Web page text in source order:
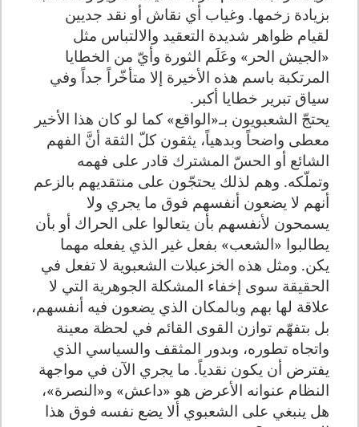
بزيادة زخمها. وغياب أي نقاش أو نقد جديين
لقيام ظواهر شديدة التعقيد والالتباس مثل
«الجيش الحر» وعَلَم الثورة وأيّ من الخطايا
المرتكبة باسم هذه الأخيرة إلا متأخّراً جداً وفي
سياق تبرير خطايا أكبر.
يحتجّ الشعبويون بـ«الواقع» كما لو كان هذا الأخير
معطى واضحاً وبدهياً، يثقون كلّ الثقة أنَّ الفهم
الشائع أو الحسّ المشترك قادر على فهمه
وتملّكه. وهم لذلك يحتجّون على منتقديهم بالزعم
أنهم لا يضعون أنفسهم فوق ما يجري ولا
يسمحون لأنفسهم بأن يتعالوا على الحراك أو بأن
يطالبوا «الشعب» بفعل غير الذي يفعله مهما
يكن. ومثل هذه الخزعبلات الشعبوية لا تفعل في
الحقيقة سوى إخفاء المشكلة الجوهرية التي لا
علاقة لها بهم وبالمكان الذي يضعون فيه أنفسهم،
بل بتفهّم توازن القوى القائم في لحظة معينة
واتجاه تطوره، وبدور المثقف والسياسي الذي
يفترض أن يكون نقدياً. ما يجري الآن في مواجهة
النظام عنوانه الأعرض هو «داعش» و«النصرة»،
هل ينبغي على الشعبوي ألا يضع نفسه فوق هذا